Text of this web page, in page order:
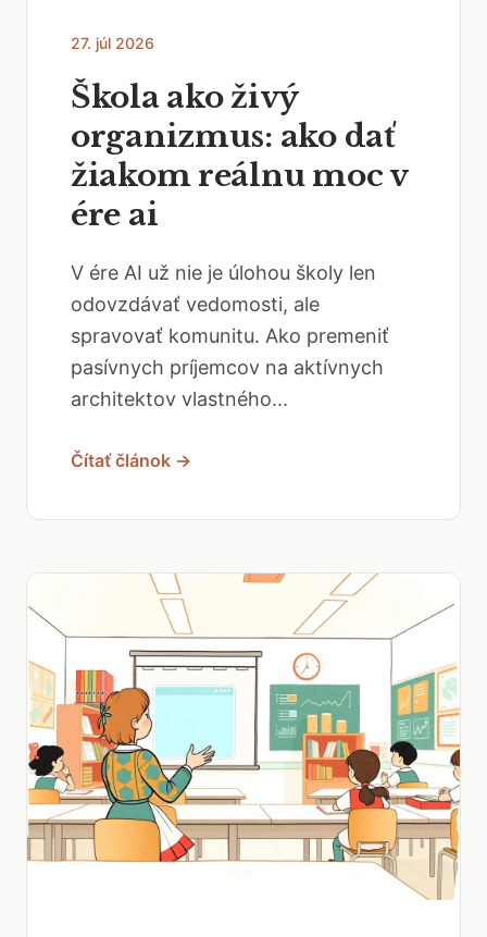
27. júl 2026
Škola ako živý
organizmus: ako dať
žiakom reálnu moc v
ére ai
V ére AI už nie je úlohou školy len
odovzdávať vedomosti, ale
spravovať komunitu. Ako premeniť
pasívnych príjemcov na aktívnych
architektov vlastného...
Čítať článok →